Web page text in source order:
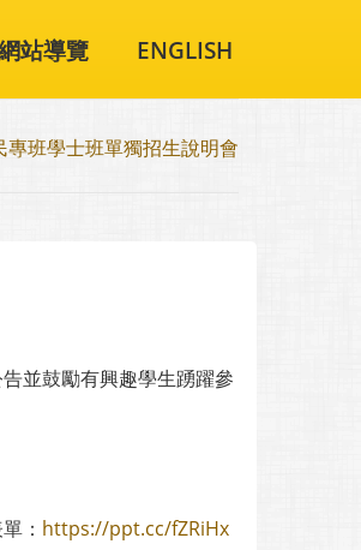
站導覽 ENGLISH
班學士班單獨招生說明會
並鼓勵有興趣學生踴躍參
： https://ppt.cc/fZRiHx